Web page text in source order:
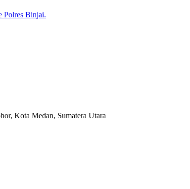
Polres Binjai.
Kota Medan, Sumatera Utara